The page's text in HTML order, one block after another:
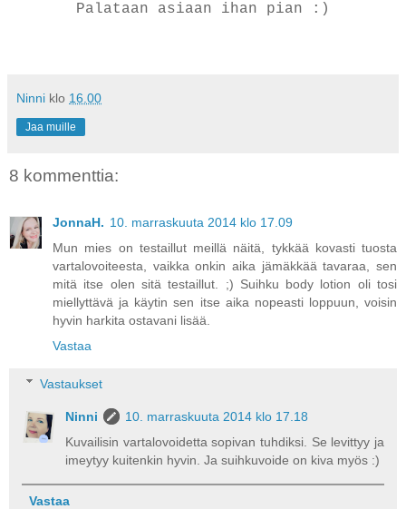
Palataan asiaan ihan pian :)
Ninni klo 16.00
Jaa muille
8 kommenttia:
JonnaH. 10. marraskuuta 2014 klo 17.09
Mun mies on testaillut meillä näitä, tykkää kovasti tuosta
vartalovoiteesta, vaikka onkin aika jämäkkää tavaraa, sen
mitä itse olen sitä testaillut. ;) Suihku body lotion oli tosi
miellyttävä ja käytin sen itse aika nopeasti loppuun, voisin
hyvin harkita ostavani lisää.
Vastaa
Vastaukset
Ninni
10. marraskuuta 2014 klo 17.18
Kuvailisin vartalovoidetta sopivan tuhdiksi. Se levittyy ja
imeytyy kuitenkin hyvin. Ja suihkuvoide on kiva myös :)
Vastaa